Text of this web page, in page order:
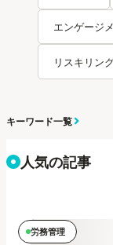
エンゲージ
リスキリン
キーワード一覧
人気の記事
労務管理